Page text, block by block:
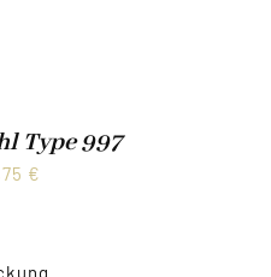
Type 997
€